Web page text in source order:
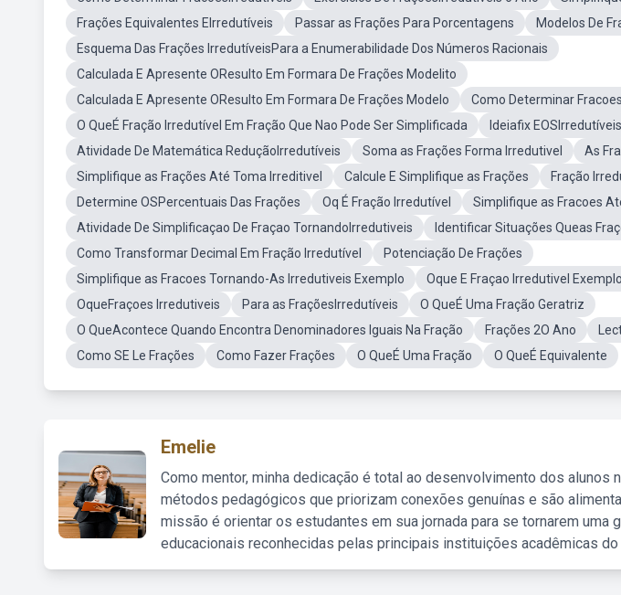
Frações Equivalentes EIrredutíveis
Passar as Frações Para Porcentagens
Modelos De
Esquema Das Frações IrredutíveisPara a Enumerabilidade Dos Números Racionais
Calculada E Apresente OResulto Em Formara De Frações Modelito
Calculada E Apresente OResulto Em Formara De Frações Modelo
Como Determinar
O QueÉ Fração Irredutível Em Fração Que Nao Pode Ser Simplificada
Ideiafix EOSIrredutíveis
Atividade De Matemática ReduçãoIrredutíveis
Soma as Frações Forma Irredutivel
As
Simplifique as Frações Até Toma Irreditivel
Calcule E Simplifique as Frações
Fração
Determine OSPercentuais Das Frações
Oq É Fração Irredutível
Simplifique as Fracoes
Atividade De Simplificaçao De Fraçao TornandoIrredutiveis
Identificar Situações Queas
Como Transformar Decimal Em Fração Irredutível
Potenciação De Frações
Simplifique as Fracoes Tornando-As Irredutiveis Exemplo
Oque E Fraçao Irredutivel
OqueFraçoes Irredutiveis
Para as FraçõesIrredutíveis
O QueÉ Uma Fração Geratriz
O QueAcontece Quando Encontra Denominadores Iguais Na Fração
Frações 2O Ano
Como SE Le Frações
Como Fazer Frações O QueÉ Uma Fração O QueÉ Equivalente
Emelie
Como mentor, minha dedicação é total ao desenvolvimento dos alunos
métodos pedagógicos que priorizam conexões genuínas e são
missão é orientar os estudantes em sua jornada para se tornarem uma
educacionais reconhecidas pelas principais instituições acadêmicas do